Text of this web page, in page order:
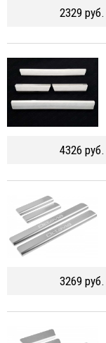
2329 руб.
4326 руб.
3269 руб.